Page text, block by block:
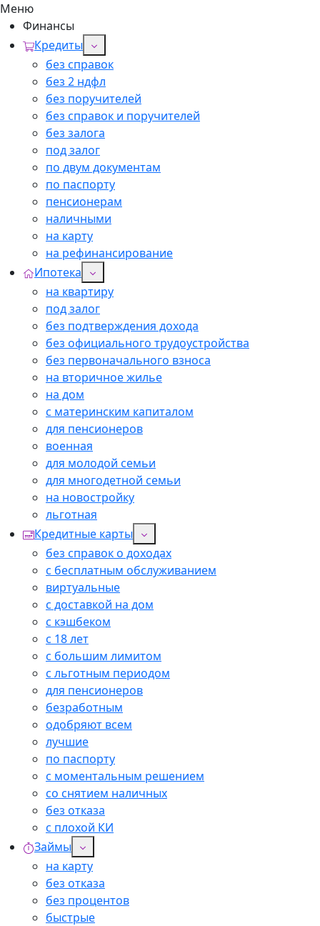
Меню
Финансы
Кредиты
без справок
без 2 ндфл
без поручителей
без справок и поручителей
без залога
под залог
по двум документам
по паспорту
пенсионерам
наличными
на карту
на рефинансирование
Ипотека
на квартиру
под залог
без подтверждения дохода
без официального трудоустройства
без первоначального взноса
на вторичное жилье
на дом
с материнским капиталом
для пенсионеров
военная
для молодой семьи
для многодетной семьи
на новостройку
льготная
Кредитные карты
без справок о доходах
с бесплатным обслуживанием
виртуальные
с доставкой на дом
с кэшбеком
с 18 лет
с большим лимитом
с льготным периодом
для пенсионеров
безработным
одобряют всем
лучшие
по паспорту
с моментальным решением
со снятием наличных
без отказа
с плохой КИ
Займы
на карту
без отказа
без процентов
быстрые